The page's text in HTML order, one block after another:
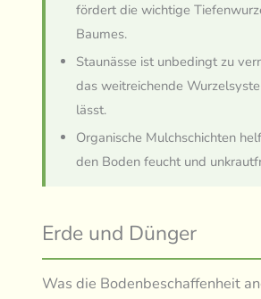
fördert die wichtige
Baumes.
Staunässe ist unbedingt zu
das weitreichende
lässt.
Organische Mulchschichten
den Boden feucht und
Erde und Dünger
Was die Bodenbeschaffenheit